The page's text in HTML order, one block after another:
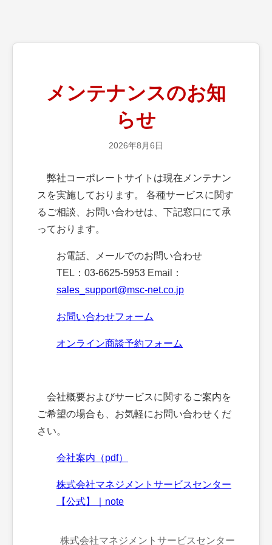
メンテナンスのお知
らせ
2026年8月6日
弊社コーポレートサイトは現在メンテナン
スを実施しております。 各種サービスに関す
るご相談、お問い合わせは、下記窓口にて承
っております。
お電話、メールでのお問い合わせ
TEL：03-6625-5953 Email：
sales_support@msc-net.co.jp
お問い合わせフォーム
オンライン商談予約フォーム
会社概要およびサービスに関するご案内を
ご希望の場合も、お気軽にお問い合わせくだ
さい。
会社案内（pdf）
株式会社マネジメントサービスセンター
【公式】｜note
株式会社マネジメントサービスセンター